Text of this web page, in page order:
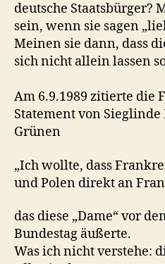
deutsche Staatsbürger?
sein, wenn sie sagen
Meinen sie dann, dass
sich nicht allein lassen
Am 6.9.1989 zitierte die
Statement von
Grünen
„Ich wollte, dass
und Polen direkt an
das diese „Dame“ vor
Bundestag äußerte.
Was ich nicht verstehe: